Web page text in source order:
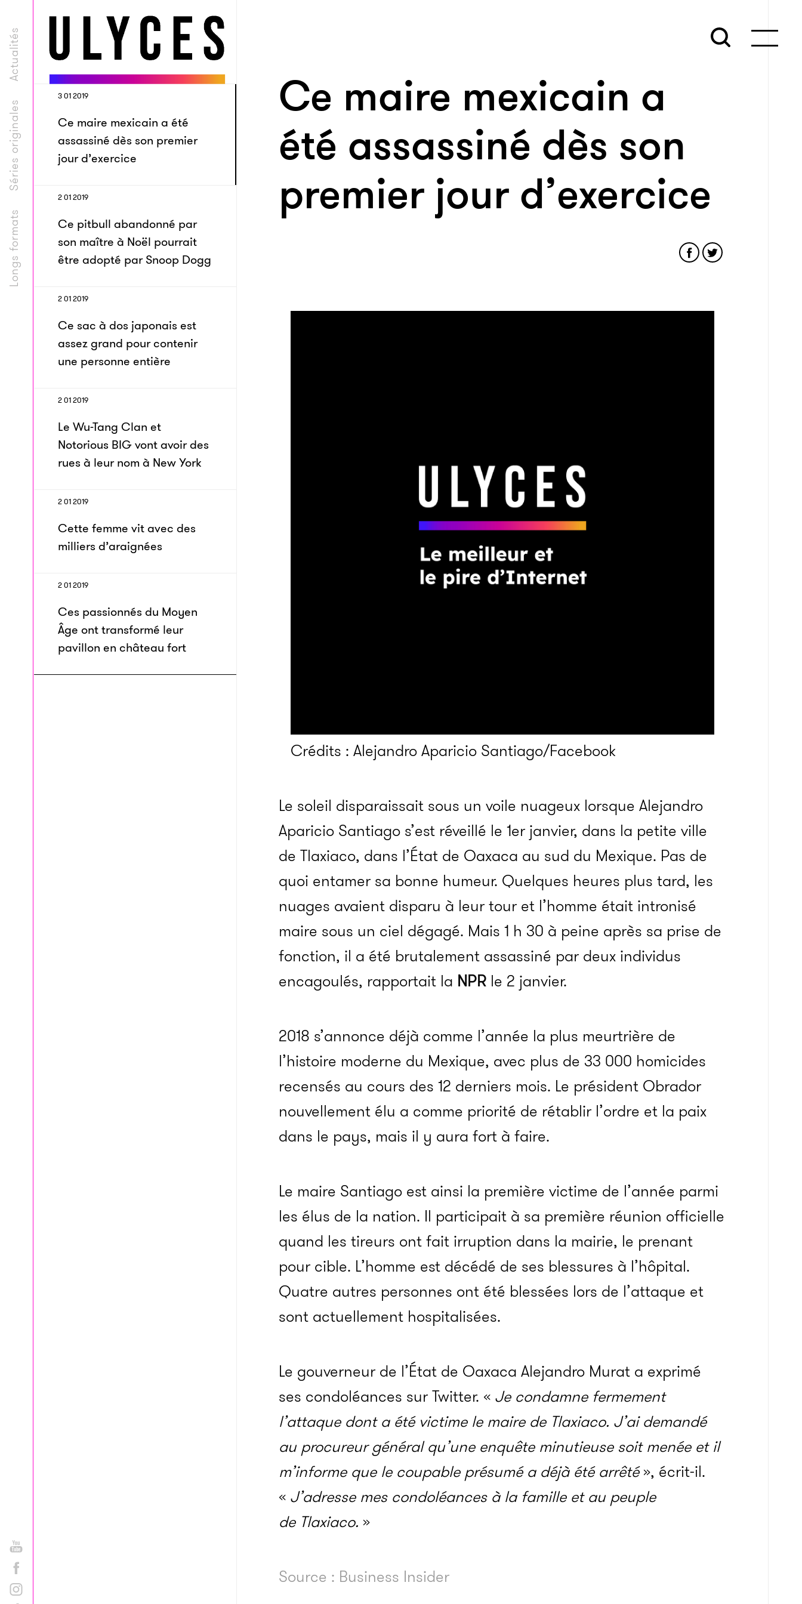
Longs formats
Séries originales
Actualités
3 01 2019
Ce maire mexicain a été
assassiné dès son premier
jour d’exercice
2 01 2019
Ce pitbull abandonné par
son maître à Noël pourrait
être adopté par Snoop Dogg
2 01 2019
Ce sac à dos japonais est
assez grand pour contenir
une personne entière
2 01 2019
Le Wu-Tang Clan et
Notorious BIG vont avoir des
rues à leur nom à New York
2 01 2019
Cette femme vit avec des
milliers d’araignées
2 01 2019
Ces passionnés du Moyen
Âge ont trans­formé leur
pavillon en château fort
Ce maire mexicain a
été assassiné dès son
premier jour d’exercice
Crédits : Alejandro Aparicio Santiago/Facebook
Le soleil disparaissait sous un voile nuageux lorsque Alejandro
Aparicio Santiago s’est réveillé le 1er janvier, dans la petite ville
de Tlaxiaco, dans l’État de Oaxaca au sud du Mexique. Pas de
quoi entamer sa bonne humeur. Quelques heures plus tard, les
nuages avaient disparu à leur tour et l’homme était intronisé
maire sous un ciel dégagé. Mais 1 h 30 à peine après sa prise de
fonction, il a été brutalement assassiné par deux individus
encagoulés, rapportait la NPR le 2 janvier.
2018 s’annonce déjà comme l’année la plus meurtrière de
l’histoire moderne du Mexique, avec plus de 33 000 homicides
recensés au cours des 12 derniers mois. Le président Obrador
nouvellement élu a comme priorité de rétablir l’ordre et la paix
dans le pays, mais il y aura fort à faire.
Le maire Santiago est ainsi la première victime de l’année parmi
les élus de la nation. Il participait à sa première réunion officielle
quand les tireurs ont fait irruption dans la mairie, le prenant
pour cible. L’homme est décédé de ses blessures à l’hôpital.
Quatre autres personnes ont été blessées lors de l’attaque et
sont actuellement hospitalisées.
Le gouverneur de l’État de Oaxaca Alejandro Murat a exprimé
ses condoléances sur Twitter. « Je condamne fermement
l’attaque dont a été victime le maire de Tlaxiaco. J’ai demandé
au procureur général qu’une enquête minutieuse soit menée et il
m’informe que le coupable présumé a déjà été arrêté», écrit-il.
« J’adresse mes condoléances à la famille et au peuple
de Tlaxiaco. »
Source : Business Insider